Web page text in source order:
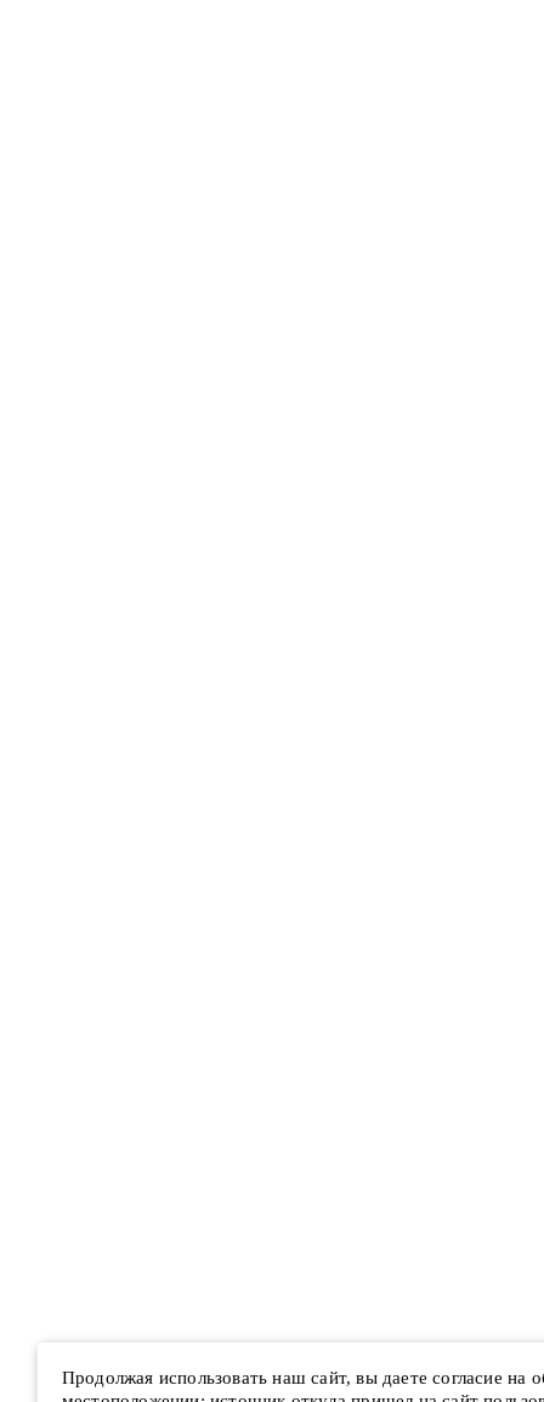
Продолжая использовать наш сайт, вы даете согласие на